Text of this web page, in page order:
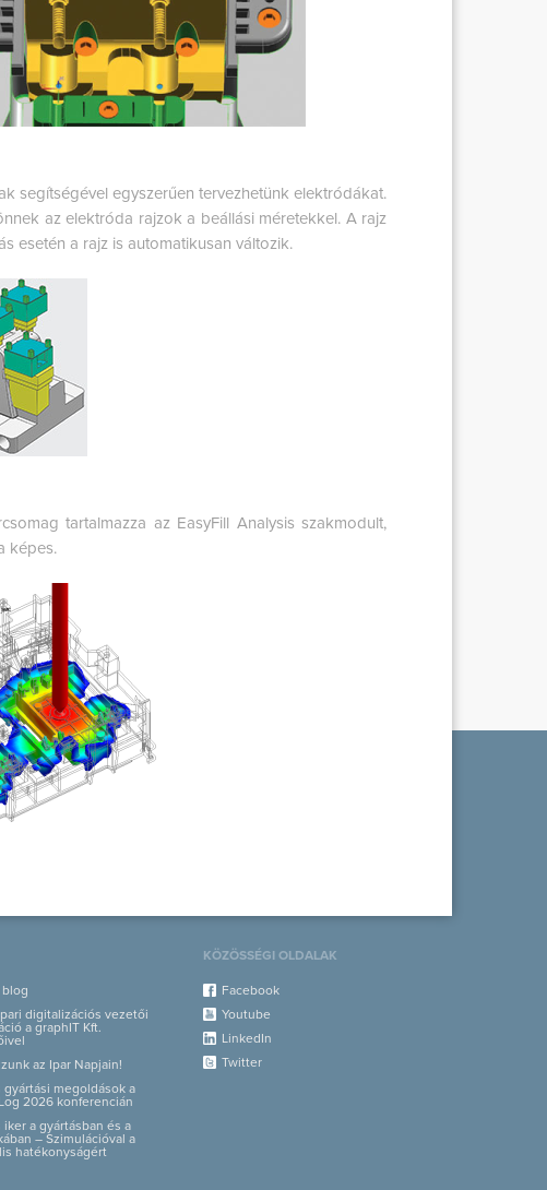
segítségével egyszerűen tervezhetünk elektródákat.
az elektróda rajzok a beállási méretekkel. A rajz
esetén a rajz is automatikusan változik.
tartalmazza az EasyFill Analysis szakmodult,
képes.
blog
digitalizációs vezetői
a graphIT Kft.
az Ipar Napjain!
gyártási megoldások a
2026 konferencián
iker a gyártásban és a
– Szimulációval a
hatékonyságért
KÖZÖSSÉGI OLDALAK
Facebook
Youtube
LinkedIn
Twitter